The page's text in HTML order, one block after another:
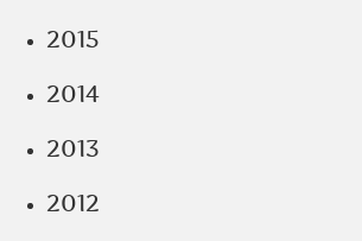
2015
2014
2013
2012